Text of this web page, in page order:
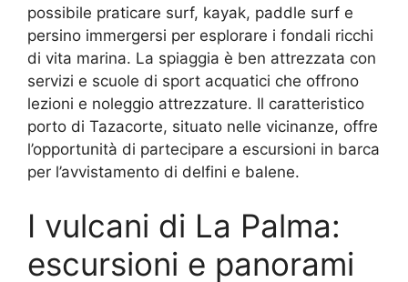
possibile praticare surf, kayak, paddle surf e
persino immergersi per esplorare i fondali ricchi
di vita marina. La spiaggia è ben attrezzata con
servizi e scuole di sport acquatici che offrono
lezioni e noleggio attrezzature. Il caratteristico
porto di Tazacorte, situato nelle vicinanze, offre
l’opportunità di partecipare a escursioni in barca
per l’avvistamento di delfini e balene.
I vulcani di La Palma:
escursioni e panorami